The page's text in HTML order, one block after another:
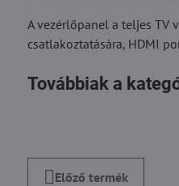
A vezérlőpanel a teljes TV
csatlakoztatására, HDMI
Továbbiak a
Előző termék